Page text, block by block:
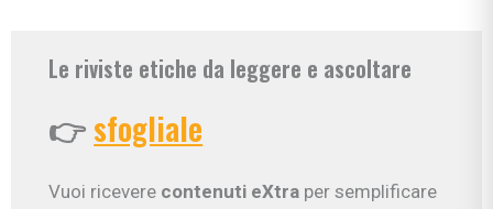
Le riviste etiche da leggere e ascoltare
👉sfogliale
Vuoi ricevere contenuti eXtra per semplificare